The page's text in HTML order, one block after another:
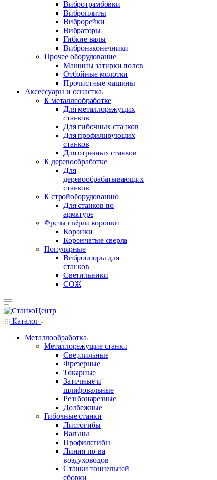
Вибротрамбовки
Виброплиты
Виброрейки
Вибраторы
Гибкие валы
Вибронаконечники
Прочее оборудование
Машины затирки полов
Отбойные молотки
Прочистные машины
Аксeccyapы и оснастка
К металлообработке
Для металлорежущих
станков
Для гибочных станков
Для профилирующих
станков
Для отрезных станков
К деревообработке
Для
деревообрабатывающих
станков
К стройоборудованию
Для станков по
арматуре
Фрезы свёрла коронки
Коронки
Корончатые сверла
Популярные
Виброопоры для
станков
Светильники
СОЖ
Каталог
Металлообработка
Металлорежущие станки
Сверлильные
Фрезерные
Токарные
Заточные и
шлифовальные
Резьбонарезные
Долбежные
Гибочные станки
Листогибы
Вальцы
Профилегибы
Линия пр-ва
воздуховодов
Станки тоннельной
сборки